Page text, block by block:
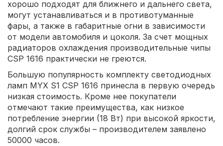
хорошо подходят для ближнего и дальнего света,
могут устанавливаться и в противотуманные
фары, а также в габаритные огни в зависимости
от модели автомобиля и цоколя. За счет мощных
радиаторов охлаждения производительные чипы
CSP 1616 практически не греются.
Большую популярность комплекту светодиодных
ламп MYX S1 CSP 1616 принесла в первую очередь
низкая стоимость. Кроме нее покупатели
отмечают такие преимущества, как низкое
потребление энергии (18 Вт) при высокой яркости,
долгий срок службы – производителем заявлено
50000 часов.